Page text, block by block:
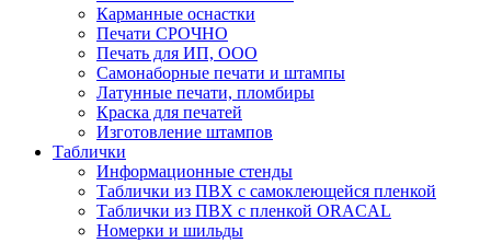
Карманные оснастки
Печати СРОЧНО
Печать для ИП, ООО
Самонаборные печати и штампы
Латунные печати, пломбиры
Краска для печатей
Изготовление штампов
Таблички
Информационные стенды
Таблички из ПВХ с самоклеющейся пленкой
Таблички из ПВХ с пленкой ORACAL
Номерки и шильды